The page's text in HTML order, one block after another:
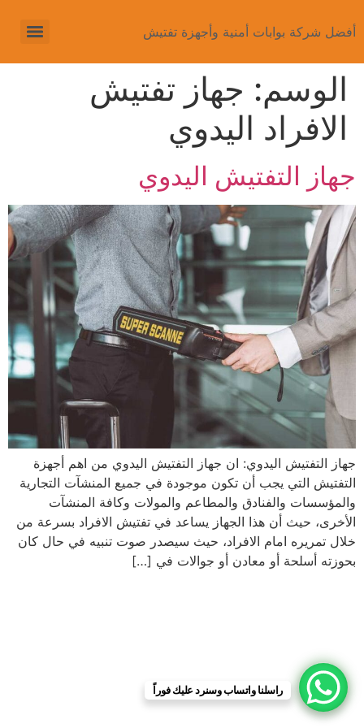
أفضل شركة بوابات أمنية وأجهزة تفتيش
الوسم: جهاز تفتيش
الافراد اليدوي
جهاز التفتيش اليدوي
جهاز التفتيش اليدوي: ان جهاز التفتيش اليدوي من اهم أجهزة
التفتيش التي يجب أن تكون موجودة في جميع المنشآت التجارية
والمؤسسات والفنادق والمطاعم والمولات وكافة المنشآت
الأخرى، حيث أن هذا الجهاز يساعد في تفتيش الافراد بسرعة من
خلال تمريره امام الافراد، حيث سيصدر صوت تنبيه في حال كان
بحوزته أسلحة أو معادن أو جوالات في […]
راسلنا واتساب وسنرد عليك فوراً